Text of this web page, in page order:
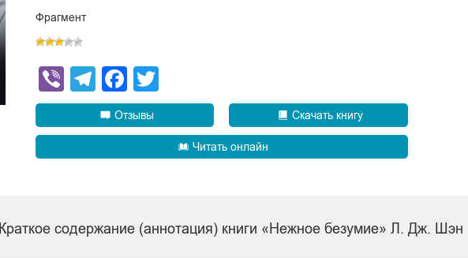
Фрагмент
ViberTelegram
Facebook
Отзывы Скачать книгу
Читать онлайн
Краткое содержание (аннотация) книги «Нежное безумие» Л. Дж. Шэн